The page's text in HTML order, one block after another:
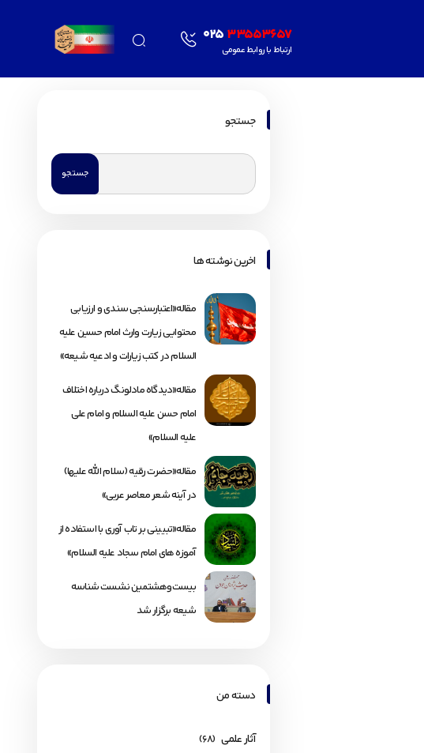
02533553657
ارتباط با روابط عمومی
جستجو
اخرین نوشته ها
مقاله«اعتبارسنجی سندی و ارزیابی
محتوایی زیارت وارث امام حسین علیه
السلام در کتب زیارات و ادعیه شیعه»
مقاله«دیدگاه مادلونگ درباره اختلاف
امام حسن علیه السلام و امام علی
علیه السلام»
مقاله«حضرت رقیه (سلام الله علیها)
در آینه شعر معاصر عربی»
مقاله«تبیینی بر تاب آوری با استفاده از
آموزه های امام سجاد علیه السلام»
بیست‌وهشتمین نشست شناسه
شیعه برگزار شد
دسته من
آثار علمی (68)